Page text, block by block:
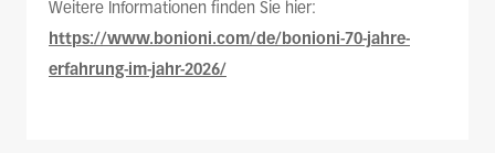
Weitere Informationen finden Sie hier:
https://www.bonioni.com/de/bonioni-70-jahre-
erfahrung-im-jahr-2026/